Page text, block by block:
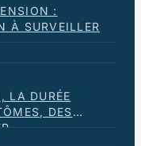
:
À SURVEILLER
LA DURÉE
DES